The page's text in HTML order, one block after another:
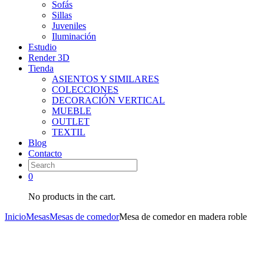
Sofás
Sillas
Juveniles
Iluminación
Estudio
Render 3D
Tienda
ASIENTOS Y SIMILARES
COLECCIONES
DECORACIÓN VERTICAL
MUEBLE
OUTLET
TEXTIL
Blog
Contacto
0
No products in the cart.
InicioMesasMesas de comedorMesa de comedor en madera roble